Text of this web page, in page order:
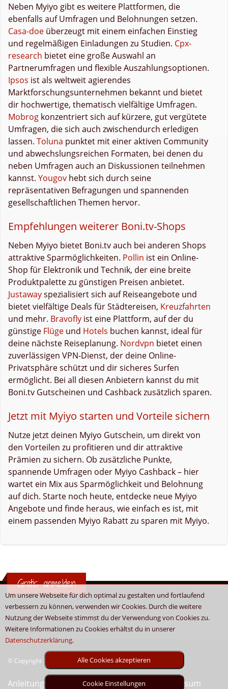
Um unsere Webseite für dich optimal zu gestalten und fortlaufend
verbessern zu können, verwenden wir Cookies. Durch die weitere
Nutzung der Webseite stimmst du der Verwendung von Cookies zu.
Weitere Informationen zu Cookies erhältst du in unserer
Datenschutzerklärung.
Alle Cookies akzeptieren
Cookie Einstellungen
Neben Myiyo gibt es weitere Plattformen, die
ebenfalls auf Umfragen und Belohnungen setzen.
Casa-doe überzeugt mit einem einfachen Einstieg
und regelmäßigen Einladungen zu Studien. Cpx-
research bietet eine große Auswahl an
Partnerumfragen und flexible Auszahlungsoptionen.
Ipsos ist als weltweit agierendes
Marktforschungsunternehmen bekannt und bietet
dir hochwertige, thematisch vielfältige Umfragen.
Mobrog konzentriert sich auf kürzere, gut vergütete
Umfragen, die sich auch zwischendurch erledigen
lassen. Toluna punktet mit einer aktiven Community
und abwechslungsreichen Formaten, bei denen du
neben Umfragen auch an Diskussionen teilnehmen
kannst. Yougov hebt sich durch seine
repräsentativen Befragungen und spannenden
gesellschaftlichen Themen hervor.
Empfehlungen weiterer Boni.tv-Shops
Neben Myiyo bietet Boni.tv auch bei anderen Shops
attraktive Sparmöglichkeiten. Pollin ist ein Online-
Shop für Elektronik und Technik, der eine breite
Produktpalette zu günstigen Preisen anbietet.
Justawayspezialisiert sich auf Reiseangebote und
bietet vielfältige Deals für Städtereisen, Kreuzfahrten
und mehr. Bravofly ist eine Plattform, auf der du
günstige Flüge und Hotels buchen kannst, ideal für
deine nächste Reiseplanung. Nordvpn bietet einen
zuverlässigen VPN-Dienst, der deine Online-
Privatsphäre schützt und dir sicheres Surfen
ermöglicht. Bei all diesen Anbietern kannst du mit
Boni.tv Gutscheinen und Cashback zusätzlich sparen.
Jetzt mit Myiyo starten und Vorteile sichern
Nutze jetzt deinen Myiyo Gutschein, um direkt von
den Vorteilen zu profitieren und dir attraktive
Prämien zu sichern. Ob zusätzliche Punkte,
spannende Umfragen oder Myiyo Cashback – hier
wartet ein Mix aus Sparmöglichkeit und Belohnung
auf dich. Starte noch heute, entdecke neue Myiyo
Angebote und finde heraus, wie einfach es ist, mit
einem passenden Myiyo Rabatt zu sparen mit Myiyo.
Gratis anmelden
© Copyright 2026 - Boni.tv / Cashback & Gutscheine
Anleitung Sitemap Kontakt Unser Impressum